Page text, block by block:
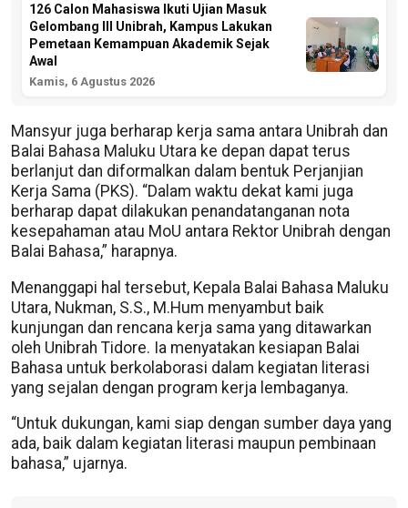
126 Calon Mahasiswa Ikuti Ujian Masuk
Gelombang III Unibrah, Kampus Lakukan
Pemetaan Kemampuan Akademik Sejak
Awal
Kamis, 6 Agustus 2026
Mansyur juga berharap kerja sama antara Unibrah dan
Balai Bahasa Maluku Utara ke depan dapat terus
berlanjut dan diformalkan dalam bentuk Perjanjian
Kerja Sama (PKS). “Dalam waktu dekat kami juga
berharap dapat dilakukan penandatanganan nota
kesepahaman atau MoU antara Rektor Unibrah dengan
Balai Bahasa,” harapnya.
Menanggapi hal tersebut, Kepala Balai Bahasa Maluku
Utara, Nukman, S.S., M.Hum menyambut baik
kunjungan dan rencana kerja sama yang ditawarkan
oleh Unibrah Tidore. Ia menyatakan kesiapan Balai
Bahasa untuk berkolaborasi dalam kegiatan literasi
yang sejalan dengan program kerja lembaganya.
“Untuk dukungan, kami siap dengan sumber daya yang
ada, baik dalam kegiatan literasi maupun pembinaan
bahasa,” ujarnya.